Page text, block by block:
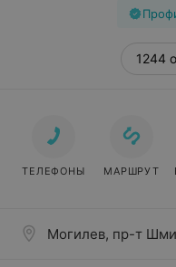
1244
Могилев, пр-т
ТЕЛЕФОНЫ МАРШРУТ